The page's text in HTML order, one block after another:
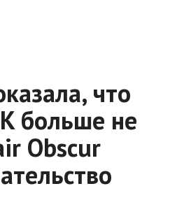
что
больше не
Obscur